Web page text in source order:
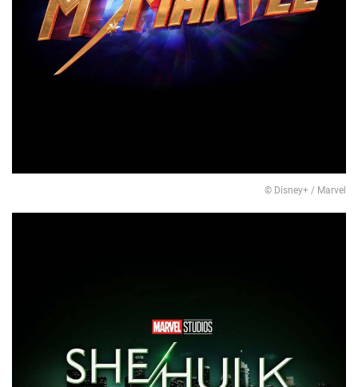
© Disney+ / Marvel